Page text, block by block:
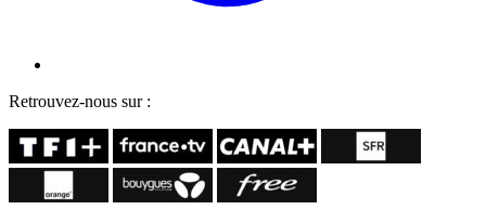
Retrouvez-nous sur :